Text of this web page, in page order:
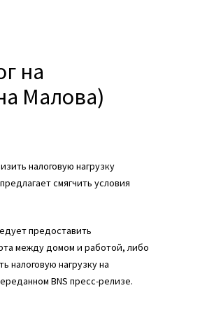
на
Малова)
налоговую нагрузку
смягчить условия
предоставить
между домом и работой, либо
налоговую нагрузку на
BNS пресс-релизе.